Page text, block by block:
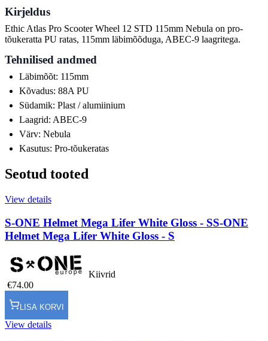
Kirjeldus
Ethic Atlas Pro Scooter Wheel 12 STD 115mm Nebula on pro-
tõukeratta PU ratas, 115mm läbimõõduga, ABEC-9 laagritega.
Tehnilised andmed
Läbimõõt: 115mm
Kõvadus: 88A PU
Südamik: Plast / alumiinium
Laagrid: ABEC-9
Värv: Nebula
Kasutus: Pro-tõukeratas
Seotud tooted
View details
S-ONE Helmet Mega Lifer White Gloss - SS-ONE
Helmet Mega Lifer White Gloss - S
Kiivrid
€74.00
LISA KORVI
View details